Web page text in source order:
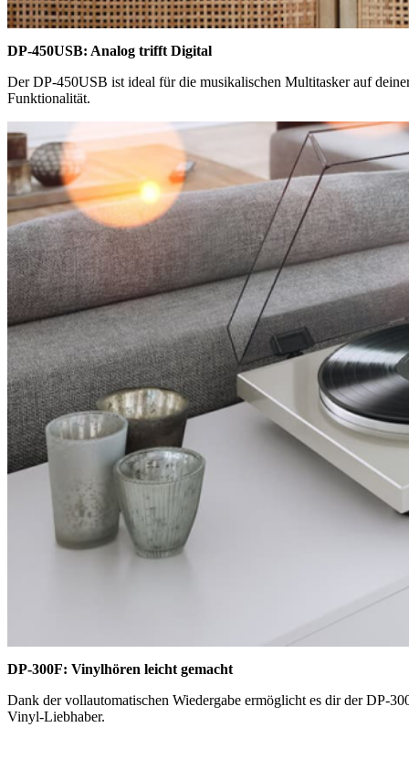
DP-450USB: Analog trifft Digital
Der DP-450USB ist ideal für die musikalischen Multitasker auf
Funktionalität.
DP-300F: Vinylhören leicht gemacht
Dank der vollautomatischen Wiedergabe ermöglicht es dir der DP-
Vinyl-Liebhaber.